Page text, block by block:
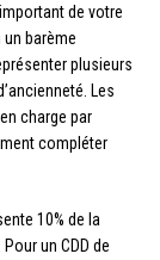
de votre
barème
plusieurs
Les
charge par
compléter
10% de la
un CDD de